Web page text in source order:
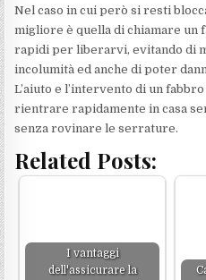
Nel caso in cui però si resti
migliore è quella di chiamare
rapidi per liberarvi, evitando di
incolumità ed anche di poter
L’aiuto e l’intervento di un
rientrare rapidamente in casa
senza rovinare le serrature.
Related Posts:
I vantaggi
dell'assicurare la